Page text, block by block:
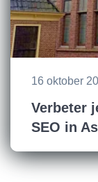
16 oktober
Verbeter
SEO in